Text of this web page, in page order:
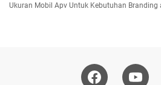
Ukuran Mobil Apv Untuk Kebutuhan Branding